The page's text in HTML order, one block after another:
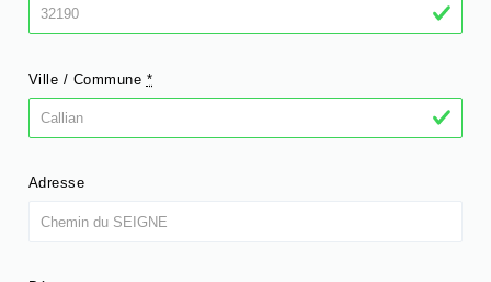
Ville / Commune *
Adresse